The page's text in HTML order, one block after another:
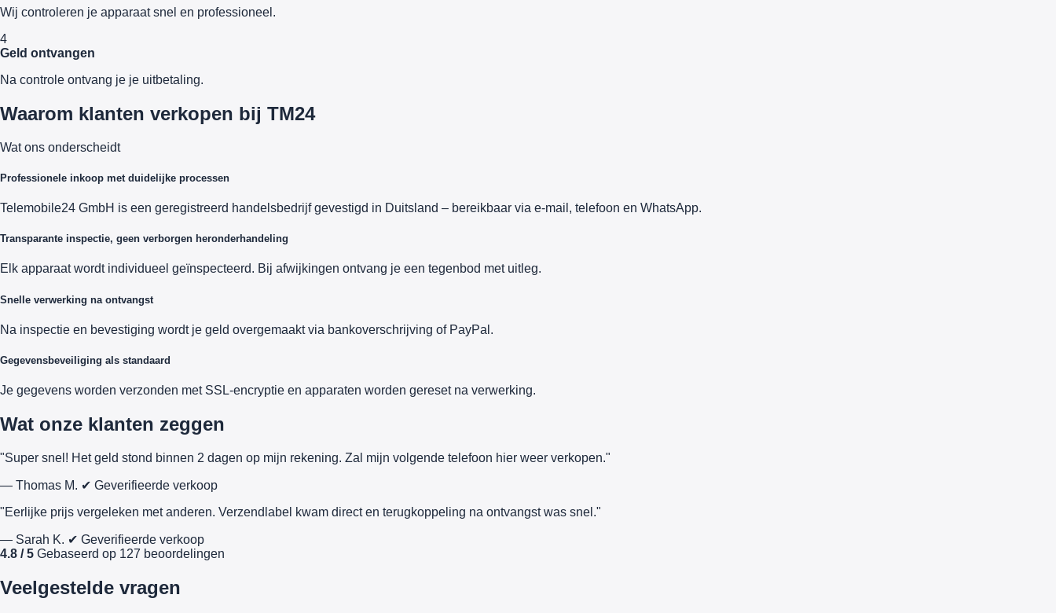
Wij controleren je apparaat snel en professioneel.
4
Geld ontvangen
Na controle ontvang je je uitbetaling.
Waarom klanten verkopen bij TM24
Wat ons onderscheidt
Professionele inkoop met duidelijke processen
Telemobile24 GmbH is een geregistreerd handelsbedrijf gevestigd in Duitsland – bereikbaar via e-mail, telefoon en WhatsApp.
Transparante inspectie, geen verborgen heronderhandeling
Elk apparaat wordt individueel geïnspecteerd. Bij afwijkingen ontvang je een tegenbod met uitleg.
Snelle verwerking na ontvangst
Na inspectie en bevestiging wordt je geld overgemaakt via bankoverschrijving of PayPal.
Gegevensbeveiliging als standaard
Je gegevens worden verzonden met SSL-encryptie en apparaten worden gereset na verwerking.
Wat onze klanten zeggen
"Super snel! Het geld stond binnen 2 dagen op mijn rekening. Zal mijn volgende telefoon hier weer verkopen."
— Thomas M. ✔ Geverifieerde verkoop
"Eerlijke prijs vergeleken met anderen. Verzendlabel kwam direct en terugkoppeling na ontvangst was snel."
— Sarah K. ✔ Geverifieerde verkoop
4.8 / 5 Gebaseerd op 127 beoordelingen
Veelgestelde vragen